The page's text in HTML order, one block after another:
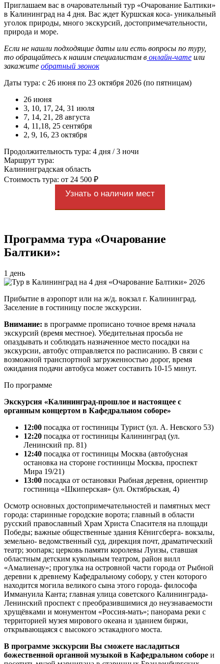
Приглашаем вас в очаровательный тур «Очарование Балтики»
в Калининград на 4 дня. Вас ждет Куршская коса- уникальный
уголок природы, много экскурсий, достопримечательности,
природа и море.
Если не нашли подходящие даты или есть вопросы по туру,
то обращайтесь к нашим специалистам в онлайн-чате или
закажите обратный звонок
Даты тура: с 26 июня по 23 октября 2026 (по пятницам)
26 июня
3, 10, 17, 24, 31 июля
7, 14, 21, 28 августа
4, 11,18, 25 сентября
2, 9, 16, 23 октября
Продолжительность тура: 4 дня / 3 ночи
Маршрут тура:
Калининградская область
Стоимость тура: от 24 500 ₽
Узнать о наличии мест
Программа тура «Очарование
Балтики»:
1 день
Прибытие в аэропорт или на ж/д. вокзал г. Калининград.
Заселение в гостиницу после экскурсии.
Внимание: в программе прописано точное время начала
экскурсий (время местное). Убедительная просьба не
опаздывать и соблюдать назначенное место посадки на
экскурсии, автобус отправляется по расписанию. В связи с
возможной транспортной загруженностью дорог, время
ожидания подачи автобуса может составить 10-15 минут.
По программе
Экскурсия «Калининград-прошлое и настоящее с
органным концертом в Кафедральном соборе»
12:00 посадка от гостиницы Турист (ул. А. Невского 53)
12:20 посадка от гостиницы Калининград (ул.
Ленинский пр. 81)
12:40 посадка от гостиницы Москва (автобусная
остановка на стороне гостиницы Москва, проспект
Мира 19/21)
13:00 посадка от остановки Рыбная деревня, ориентир
гостиница «Шкиперская» (ул. Октябрьская, 4)
Осмотр основных достопримечательностей и памятных мест
города: старинные городские ворота; главный в области
русский православный Храм Христа Спасителя на площади
Победы; важные общественные здания Кёнигсберга- вокзалы,
земельно- ведомственный суд, дирекция почт, драматический
театр; зоопарк; церковь памяти королевы Луизы, ставшая
областным детским кукольным театром, район вилл
«Амалиенау»; прогулка на островной части города от Рыбной
деревни к древнему Кафедральному собору, у стен которого
находится могила великого сына этого города- философа
Иммануила Канта; главная улица советского Калининграда-
Ленинский проспект с преобразившимися до неузнаваемости
хрущёвками и монументом «Россия-мать»; панорама реки с
территорией музея мирового океана и зданием биржи,
открывающаяся с высокого эстакадного моста.
В программе экскурсии Вы сможете насладиться
божественной органной музыкой в Кафедральном соборе и